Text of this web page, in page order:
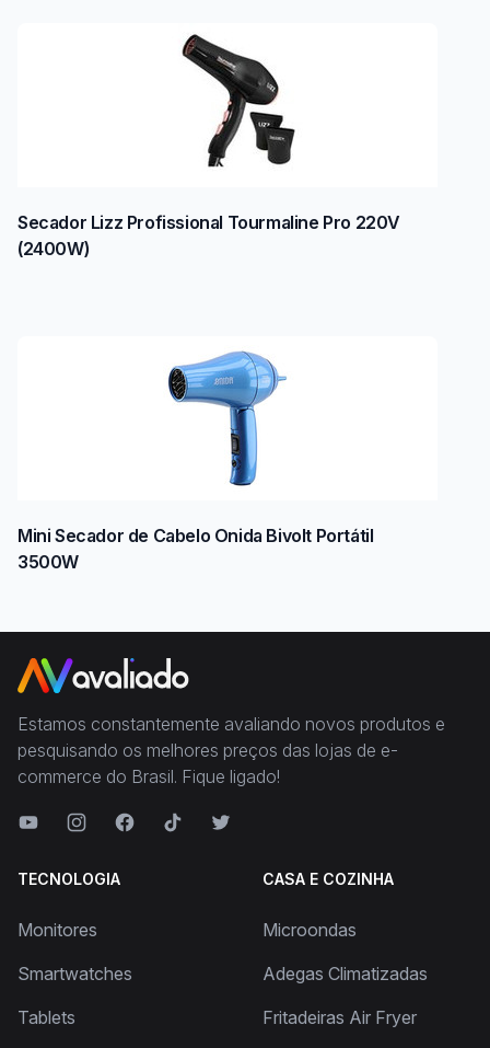
Secador Lizz Profissional Tourmaline Pro 220V
(2400W)
Mini Secador de Cabelo Onida Bivolt Portátil
3500W
Estamos constantemente avaliando novos produtos e
pesquisando os melhores preços das lojas de e-
commerce do Brasil. Fique ligado!
TECNOLOGIA
Monitores
Smartwatches
Tablets
CASA E COZINHA
Microondas
Adegas Climatizadas
Fritadeiras Air Fryer